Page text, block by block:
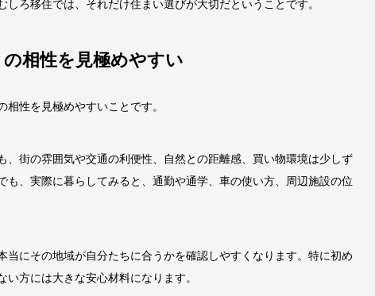
ろ移住では、それだけ住まい選びが大切だということです。
相性を見極めやすい
性を見極めやすいことです。
、街の雰囲気や交通の利便性、自然との距離感、買い物環境は少しず
も、実際に暮らしてみると、通勤や通学、車の使い方、周辺施設の位
当にその地域が自分たちに合うかを確認しやすくなります。特に初め
方には大きな安心材料になります。